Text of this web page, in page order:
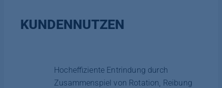
KUNDENNUTZEN
Hocheffiziente Entrindung durch
Zusammenspiel von Rotation, Reibung